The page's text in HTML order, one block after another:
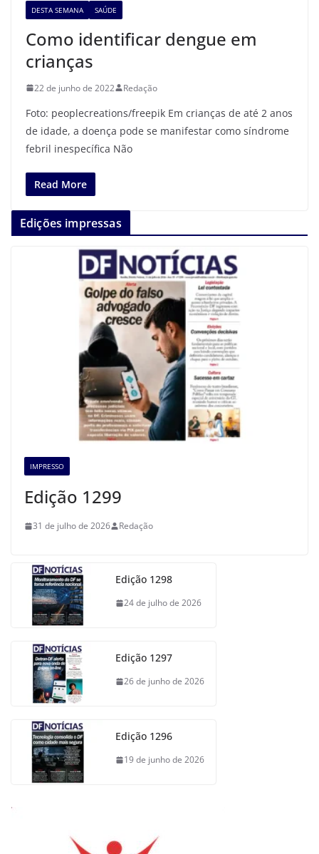
DESTA SEMANA SAÚDE
Como identificar dengue em
crianças
22 de junho de 2022 Redação
Foto: peoplecreations/freepik Em crianças de até 2 anos
de idade, a doença pode se manifestar como síndrome
febril inespecífica Não
Read More
Edições impressas
IMPRESSO
Edição 1299
31 de julho de 2026 Redação
Edição 1298
24 de julho de 2026
Edição 1297
26 de junho de 2026
Edição 1296
19 de junho de 2026